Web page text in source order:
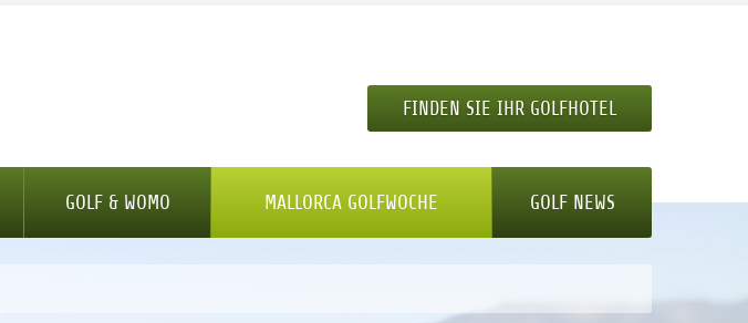
FINDEN SIE IHR GOLFHOTEL
GOLF & WOMO MALLORCA GOLFWOCHE GOLF NEWS